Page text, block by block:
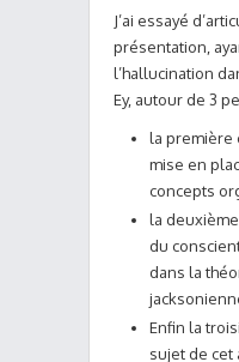
J’ai essayé
présentation,
l’hallucination
Ey, autour de 3
la première
mise en
concepts
la
du
dans la
Enfin la
sujet de cet